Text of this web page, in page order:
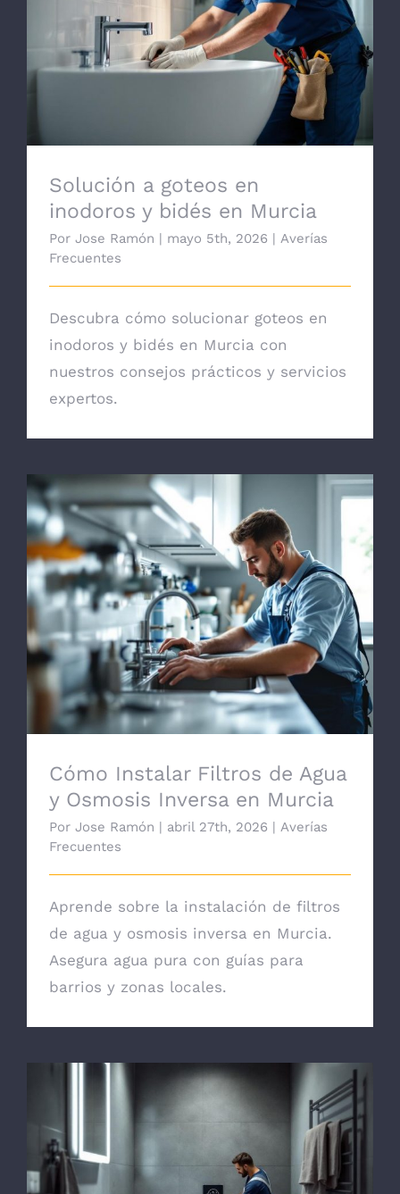
Solución a goteos en inodoros y bidés en
Murcia
Solución a goteos en
inodoros y bidés en Murcia
Por Jose Ramón | mayo 5th, 2026 | Averías
Frecuentes
Descubra cómo solucionar goteos en
inodoros y bidés en Murcia con
nuestros consejos prácticos y servicios
expertos.
Cómo Instalar Filtros de Agua y Osmosis
Inversa en Murcia
Cómo Instalar Filtros de Agua
y Osmosis Inversa en Murcia
Por Jose Ramón | abril 27th, 2026 | Averías
Frecuentes
Aprende sobre la instalación de filtros
de agua y osmosis inversa en Murcia.
Asegura agua pura con guías para
barrios y zonas locales.